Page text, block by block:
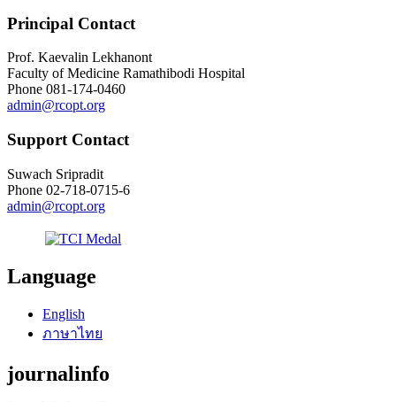
Principal Contact
Prof. Kaevalin Lekhanont
Faculty of Medicine Ramathibodi Hospital
Phone 081-174-0460
admin@rcopt.org
Support Contact
Suwach Sripradit
Phone 02-718-0715-6
admin@rcopt.org
Language
English
ภาษาไทย
journalinfo